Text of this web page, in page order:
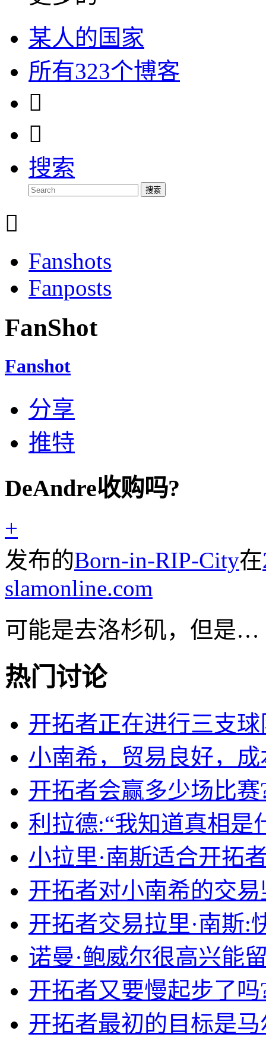
某人的国家
所有323个博客


搜索
搜索

Fanshots
Fanposts
FanShot
Fanshot
分享
推特
DeAndre收购吗?
+
发布的Born-in-RIP-City在
slamonline.com
可能是去洛杉矶，但是…
热门讨论
开拓者正在进行三支
小南希，贸易良好，
开拓者会赢多少场比赛
利拉德:“我知道真相是
小拉里·南斯适合开拓
开拓者对小南希的交
开拓者交易拉里·南斯:
诺曼·鲍威尔很高兴能
开拓者又要慢起步了吗
开拓者最初的目标是